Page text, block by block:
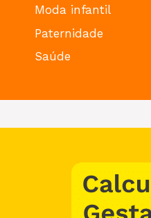
Moda infantil
Paternidade
Saúde